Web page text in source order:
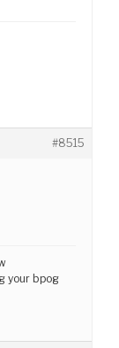
#8515
your bpog